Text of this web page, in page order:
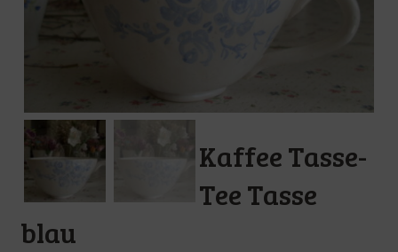
Kaffee Tasse-
Tee Tasse
blau